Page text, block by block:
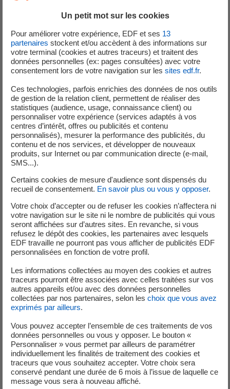
Grande autonomie, travail en équipe, aisance sur les outils
Dalkia.
Relation Client :
Interlocuteur privilégié sur site, vous assurez un service de
qualité et accompagnez les sous-traitants lors des
contrôles réglementaires.
Profil souhaité
Formation et Expérience :
Diplôme : Bac+2 (ou équivalent) en Génie Climatique et/ou
Génie Électrique.
Expertise Thermique :
Maîtrise des chaufferies hydrauliques et des systèmes de
chauffage.
(Gestion Technique Centralisée) et en régulation.
Flexibilité : Capacité à assurer les périodes d'astreinte.
Rémunération et Qualité de vie :
Votre package global a été conçu pour valoriser vos
savoirs et compétences :
- Dispositifs d’intéressement et de participation
- Primes variables d'exploitation selon le poste : astreinte,
Un petit mot sur les cookies
Pour améliorer votre expérience, EDF et ses 13
partenaires stockent et/ou accèdent à des informations sur
votre terminal (cookies et autres traceurs) et traitent des
données personnelles (ex: pages consultées) avec votre
consentement lors de votre navigation sur les sites edf.fr.
Ces technologies, parfois enrichies des données de nos outils
de gestion de la relation client, permettent de réaliser des
statistiques (audience, usage, connaissance client) ou
personnaliser votre expérience (services adaptés à vos
centres d’intérêt, offres ou publicités et contenu
personnalisés), mesurer la performance des publicités, du
contenu et de nos services, et développer de nouveaux
produits, sur Internet ou par communication directe (e-mail,
SMS...).
Certains cookies de mesure d'audience sont dispensés du
recueil de consentement. En savoir plus ou vous y opposer.
Votre choix d’accepter ou de refuser les cookies n’affectera ni
votre navigation sur le site ni le nombre de publicités qui vous
seront affichées sur d’autres sites. En revanche, si vous
refusez le dépôt des cookies, les partenaires avec lesquels
EDF travaille ne pourront pas vous afficher de publicités EDF
personnalisées en fonction de votre profil.
Les informations collectées au moyen des cookies et autres
traceurs pourront être associées avec celles traitées sur vos
autres appareils et/ou avec des données personnelles
collectées par nos partenaires, selon les choix que vous avez
exprimés par ailleurs.
Vous pouvez accepter l’ensemble de ces traitements de vos
données personnelles ou vous y opposer. Le bouton «
Personnaliser » vous permet par ailleurs de paramétrer
individuellement les finalités de traitement des cookies et
traceurs que vous souhaitez accepter. Votre choix sera
conservé pendant une durée de 6 mois à l’issue de laquelle ce
message vous sera à nouveau affiché.